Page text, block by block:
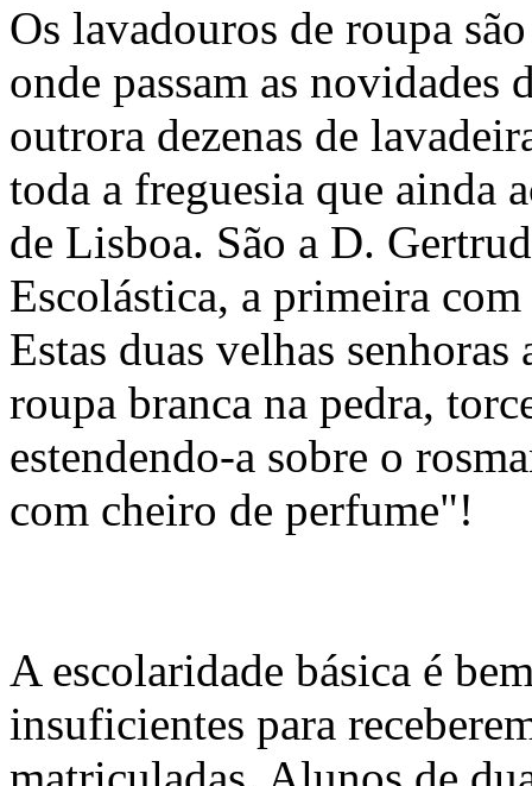
Os lavadouros de roupa
onde passam as novidades
outrora dezenas de
toda a freguesia que ainda
de Lisboa. São a D.
Escolástica, a primeira
Estas duas velhas
roupa branca na pedra,
estendendo-a sobre o
com cheiro de perfume"!
A escolaridade básica é
insuficientes para